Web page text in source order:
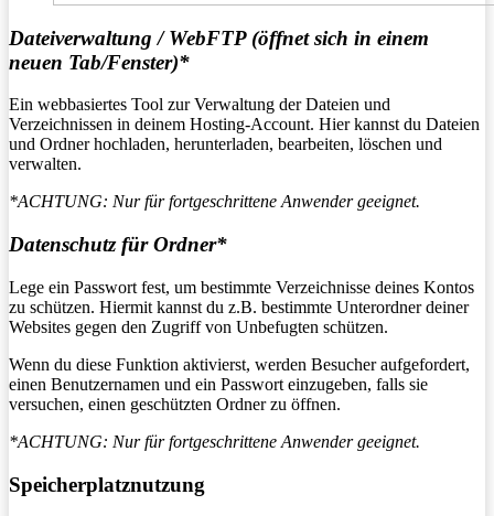
Dateiverwaltung / WebFTP (öffnet sich in einem
neuen Tab/Fenster)*
Ein webbasiertes Tool zur Verwaltung der Dateien und
Verzeichnissen in deinem Hosting-Account. Hier kannst du Dateien
und Ordner hochladen, herunterladen, bearbeiten, löschen und
verwalten.
*ACHTUNG: Nur für fortgeschrittene Anwender geeignet.
Datenschutz für Ordner*
Lege ein Passwort fest, um bestimmte Verzeichnisse deines Kontos
zu schützen. Hiermit kannst du z.B. bestimmte Unterordner deiner
Websites gegen den Zugriff von Unbefugten schützen.
Wenn du diese Funktion aktivierst, werden Besucher aufgefordert,
einen Benutzernamen und ein Passwort einzugeben, falls sie
versuchen, einen geschützten Ordner zu öffnen.
*ACHTUNG: Nur für fortgeschrittene Anwender geeignet.
Speicherplatznutzung